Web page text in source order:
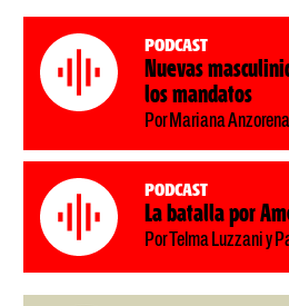
Podcast
Nuevas
los mandatos
Por Mariana Anzorena
Podcast
La batalla por
Por Telma Luzzani y